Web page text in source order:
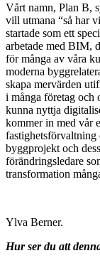
Vårt namn, Plan B,
vill utmana “så har
startade som ett
arbetade med BIM,
för många av våra
moderna
skapa mervärden
i många företag och
kunna nyttja
kommer in med vår
fastighetsförvaltning
byggprojekt och
förändringsledare
transformation
Ylva Berner.
Hur ser du att